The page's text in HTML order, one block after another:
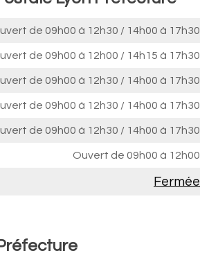
de 09h00 à 12h30 / 14h00 à 17h30
de 09h00 à 12h00 / 14h15 à 17h30
de 09h00 à 12h30 / 14h00 à 17h30
de 09h00 à 12h30 / 14h00 à 17h30
de 09h00 à 12h30 / 14h00 à 17h30
Ouvert de 09h00 à 12h00
Fermée